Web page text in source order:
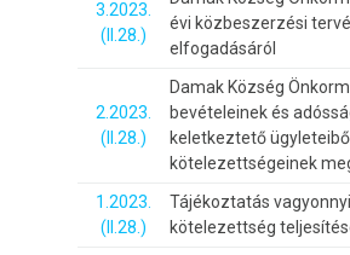
3.2023.
(II.28.)
évi közbeszerzési
elfogadásáról
2.2023.
(II.28.)
Damak Község
bevételeinek és
keletkeztető
kötelezettségeinek
1.2023.
(II.28.)
Tájékoztatás
kötelezettség